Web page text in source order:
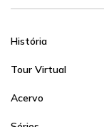
História
Tour Virtual
Acervo